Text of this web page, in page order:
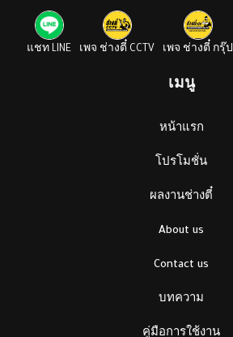
แชท LINE เพจ ช่างตี๋ CCTV เพจ ช่างตี๋ กรุ๊ป
เมนู
หน้าแรก
โปรโมชั่น
ผลงานช่างตี๋
About us
Contact us
บทความ
คู่มือการใช้งาน